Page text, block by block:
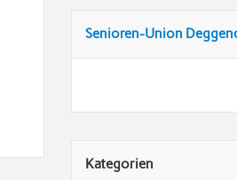
Senioren-Union
Kategorien